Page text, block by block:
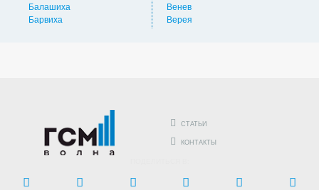
Балашиха
Барвиха
Венев
Верея
СТАТЬИ
КОНТАКТЫ